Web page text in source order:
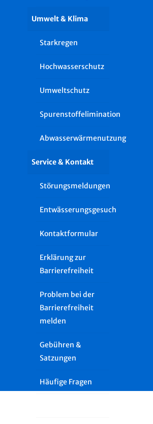
Umwelt & Klima
Starkregen
Hochwasserschutz
Umweltschutz
Spurenstoffelimination
Abwasserwärmenutzung
Service & Kontakt
Störungsmeldungen
Entwässerungsgesuch
Kontaktformular
Erklärung zur
Barrierefreiheit
Problem bei der
Barrierefreiheit
melden
Gebühren &
Satzungen
Häufige Fragen